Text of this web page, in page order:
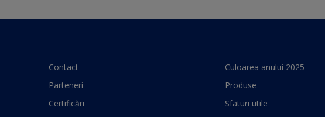
Contact
Parteneri
Certificări
Culoarea anului 2025
Produse
Sfaturi utile